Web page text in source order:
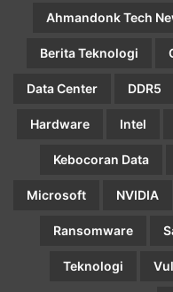
Ahmandonk Tech
Berita Teknologi
Data Center DDR5
Hardware Intel
Kebocoran Data
Microsoft NVIDIA
Ransomware
Teknologi